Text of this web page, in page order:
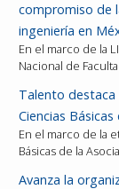
compromiso de
ingeniería en
En el marco de la
Nacional de
Talento destaca
Ciencias Básicas
En el marco de la
Básicas de la
Avanza la